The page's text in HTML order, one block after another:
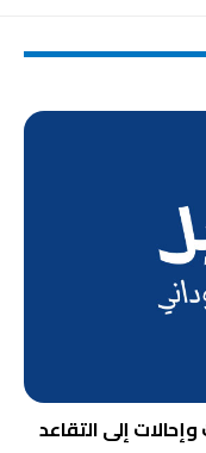
إلى التقاعد